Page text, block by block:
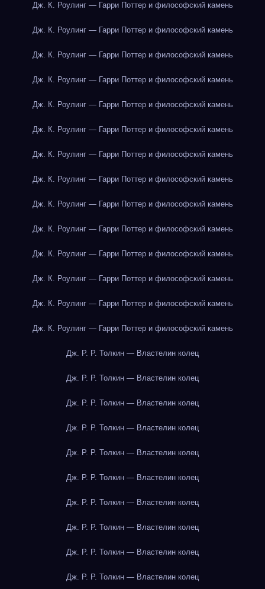
Дж. К. Роулинг — Гарри Поттер и философский камень
Дж. К. Роулинг — Гарри Поттер и философский камень
Дж. К. Роулинг — Гарри Поттер и философский камень
Дж. К. Роулинг — Гарри Поттер и философский камень
Дж. К. Роулинг — Гарри Поттер и философский камень
Дж. К. Роулинг — Гарри Поттер и философский камень
Дж. К. Роулинг — Гарри Поттер и философский камень
Дж. К. Роулинг — Гарри Поттер и философский камень
Дж. К. Роулинг — Гарри Поттер и философский камень
Дж. К. Роулинг — Гарри Поттер и философский камень
Дж. К. Роулинг — Гарри Поттер и философский камень
Дж. К. Роулинг — Гарри Поттер и философский камень
Дж. К. Роулинг — Гарри Поттер и философский камень
Дж. К. Роулинг — Гарри Поттер и философский камень
Дж. Р. Р. Толкин — Властелин колец
Дж. Р. Р. Толкин — Властелин колец
Дж. Р. Р. Толкин — Властелин колец
Дж. Р. Р. Толкин — Властелин колец
Дж. Р. Р. Толкин — Властелин колец
Дж. Р. Р. Толкин — Властелин колец
Дж. Р. Р. Толкин — Властелин колец
Дж. Р. Р. Толкин — Властелин колец
Дж. Р. Р. Толкин — Властелин колец
Дж. Р. Р. Толкин — Властелин колец